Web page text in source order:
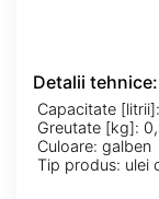
Detalii tehnice:
Capacitate [litrii]:
Greutate [kg]:
Culoare: galben